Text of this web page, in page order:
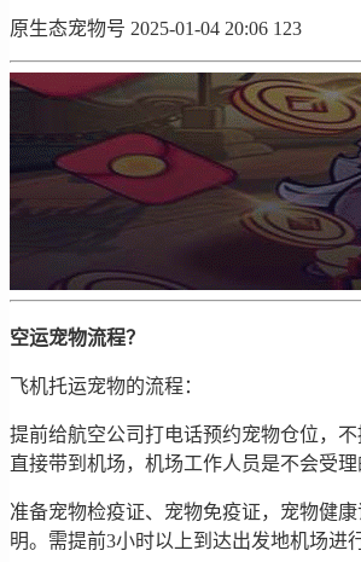
原生态宠物号 2025-01-04 20:06 123
空运宠物流程？
飞机托运宠物的流程：
提前给航空公司打电话预约宠物仓位，不
直接带到机场，机场工作人员是不会受理
准备宠物检疫证、宠物免疫证，宠物健
明。需提前3小时以上到达出发地机场进